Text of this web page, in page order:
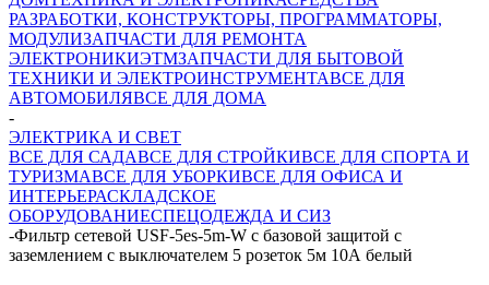
РАЗРАБОТКИ, КОНСТРУКТОРЫ, ПРОГРАММАТОРЫ,
МОДУЛИЗАПЧАСТИ ДЛЯ РЕМОНТА
ЭЛЕКТРОНИКИЭТМЗАПЧАСТИ ДЛЯ БЫТОВОЙ
ТЕХНИКИ И ЭЛЕКТРОИНСТРУМЕНТАВСЕ ДЛЯ
АВТОМОБИЛЯВСЕ ДЛЯ ДОМА
-
ЭЛЕКТРИКА И СВЕТ
ВСЕ ДЛЯ САДАВСЕ ДЛЯ СТРОЙКИВСЕ ДЛЯ СПОРТА И
ТУРИЗМАВСЕ ДЛЯ УБОРКИВСЕ ДЛЯ ОФИСА И
ИНТЕРЬЕРАСКЛАДСКОЕ
ОБОРУДОВАНИЕСПЕЦОДЕЖДА И СИЗ
-Фильтр сетевой USF-5es-5m-W с базовой защитой с
заземлением с выключателем 5 розеток 5м 10А белый